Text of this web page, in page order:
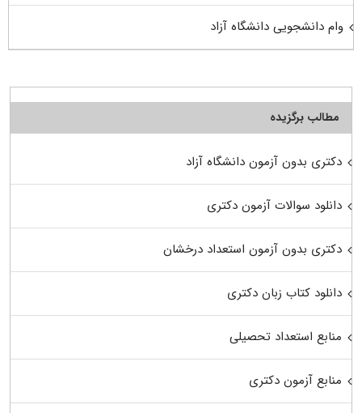
وام دانشجویی دانشگاه آزاد
مطالب برگزیده
دکتری بدون آزمون دانشگاه آزاد
دانلود سوالات آزمون دکتری
دکتری بدون آزمون استعداد درخشان
دانلود کتاب زبان دکتری
منابع استعداد تحصیلی
منابع آزمون دکتری